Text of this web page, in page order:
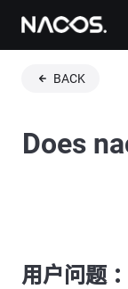
BACK
Does
用户问题 ：